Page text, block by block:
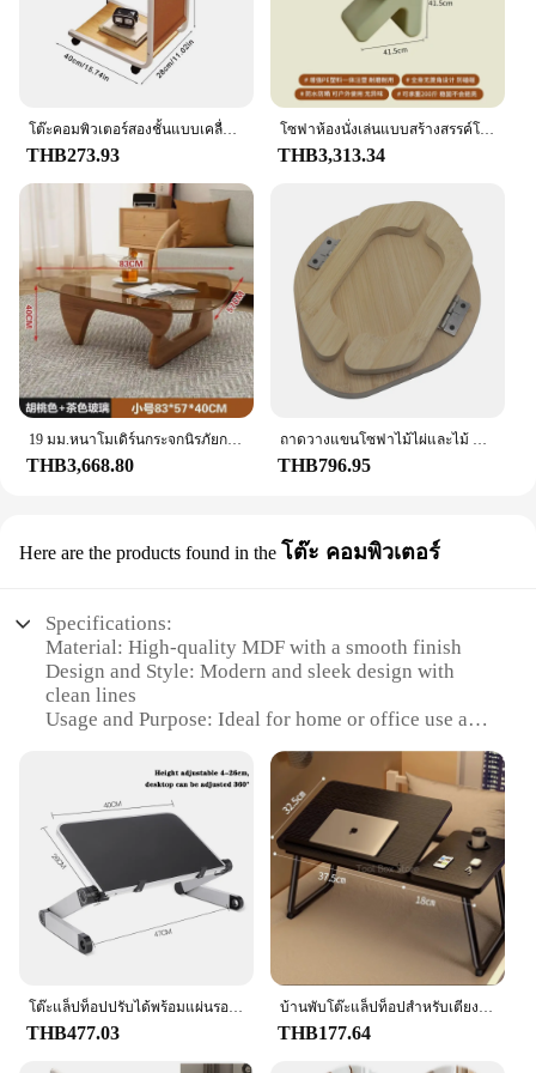
โต๊ะคอมพิวเตอร์สองชั้นแบบเคลื่อนย้ายได้ทำจากไม้โต๊ะแล็ปท็อปแบบเรียบง่ายตั้งโต๊ะศึกษาบ้านโต๊ะข้างเตียง
THB273.93
โซฟาห้องนั่งเล่นแบบสร้างสรรค์โต๊ะข้างเตียงพลาสติกชั้นวางของโต๊ะข้างเตียงดีไซน์เรียบง่ายโต๊ะกาแฟลูกศรสีสันสดใส
THB3,313.34
19 มม.หนาโมเดิร์นกระจกนิรภัยกาแฟตารางVINTAGE Endตารางฐานไม้เนื้อแข็งและสามเหลี่ยมกระจกใสตารางสําหรับห้องนั่งเล่น
THB3,668.80
ถาดวางแขนโซฟาไม้ไผ่และไม้ ถาดติ่มซําผลไม้พร้อมที่วางโทรศัพท์มือถือ ถาดเล็กสําหรับขนมในบ้าน ชั้นวางโต๊ะน้ําชา
THB796.95
Here are the products found in the โต๊ะ คอมพิวเตอร์
Specifications:
Material: High-quality MDF with a smooth finish
Design and Style: Modern and sleek design with
clean lines
Usage and Purpose: Ideal for home or office use as
Shape or Size: Spacious rectangular shape with
dimensions of 120cm x 60cm
Performance and Property: Sturdy construction with
a weight capacity of 100kg
Parts and Accessories: Comes with a set of four
cable management holes to keep your workspace
tidy
Features:
**Versatile and Functional**
The tabel โต๊ะ คอมพิวเตอร์ is a versatile piece of
โต๊ะแล็ปท็อปปรับได้พร้อมแผ่นรองเมาส์ขาตั้งโต๊ะแล็ปท็อปแบบพกพาทำจากอลูมิเนียม
THB477.03
บ้านพับโต๊ะแล็ปท็อปสําหรับเตียงโซฟาเตียงแล็ปท็อปโต๊ะโต๊ะคอมพิวเตอร์แบบพกพาปรับพับโต๊ะศึกษาเฟอร์นิเจอร์สํานักงาน
THB177.64